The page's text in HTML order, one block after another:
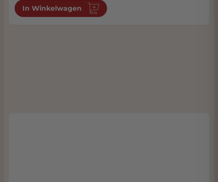
In Winkelwagen